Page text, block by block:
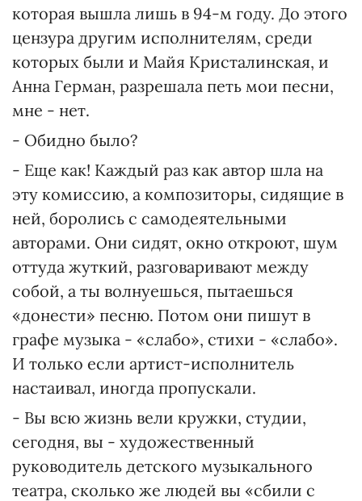
которая вышла лишь в 94-м году. До этого
цензура другим исполнителям, среди
которых были и Майя Кристалинская, и
Анна Герман, разрешала петь мои песни,
мне - нет.
- Обидно было?
- Еще как! Каждый раз как автор шла на
эту комиссию, а композиторы, сидящие в
ней, боролись с самодеятельными
авторами. Они сидят, окно откроют, шум
оттуда жуткий, разговаривают между
собой, а ты волнуешься, пытаешься
«донести» песню. Потом они пишут в
графе музыка - «слабо», стихи - «слабо».
И только если артист-исполнитель
настаивал, иногда пропускали.
- Вы всю жизнь вели кружки, студии,
сегодня, вы - художественный
руководитель детского музыкального
театра, сколько же людей вы «сбили с